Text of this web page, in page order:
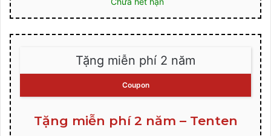
Tặng miễn phí 2 năm
Coupon
Tặng miễn phí 2 năm – Tenten